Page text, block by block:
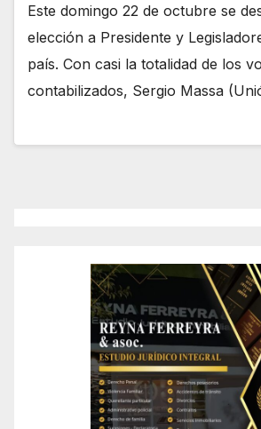
Este domingo 22 de octubre se
elección a Presidente y
país. Con casi la totalidad de los
contabilizados, Sergio Massa